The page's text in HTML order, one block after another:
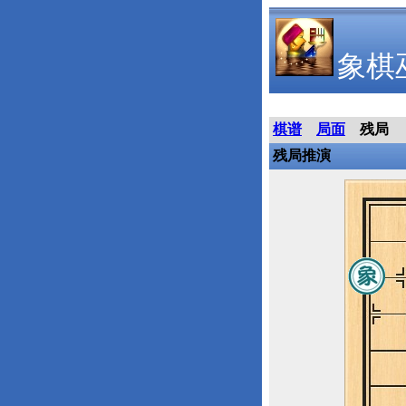
象棋
棋谱 局面
残局
残局推演